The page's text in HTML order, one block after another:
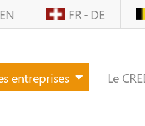
EN FR DE
entreprises Le